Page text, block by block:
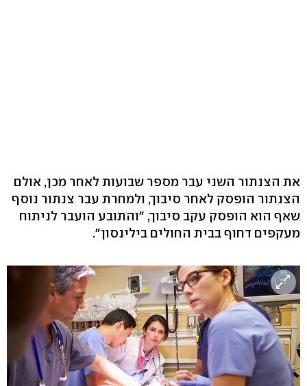
את הצנתור השני עבר מספר שבועות לאחר מכן, אולם
הצנתור הופסק לאחר סיבוך, ולמחרת עבר צנתור נוסף
שאף הוא הופסק עקב סיבוך, "והתובע הועבר לניתוח
מעקפים דחוף בבית החולים בילינסון".